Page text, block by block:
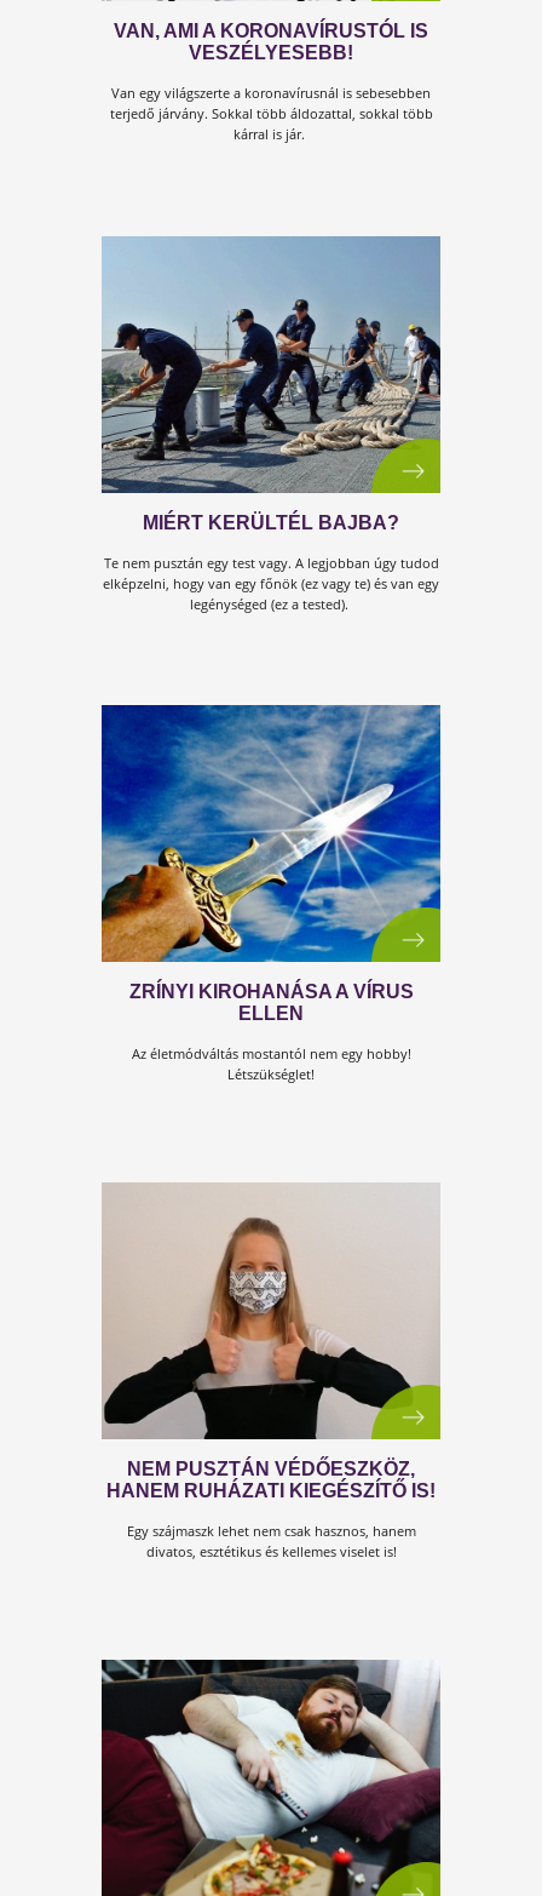
is fordítanák, hogy...
ÉBRESZTŐ! AZ ÉLET NEM ÁLL
MEG!
Pár hete a világ lefagyott. Megrémült és bénultan
igyekezett úrrá lenni a járvány okozta sokkon. Mára
terjedő járvány. Sokkal több áldozattal, sokkal több
MIÉRT KERÜLTÉL BAJBA?
Te nem pusztán egy test vagy. A legjobban úgy
elképzelni, hogy van egy főnök (ez vagy te) és van
legénységed (ez a tested).